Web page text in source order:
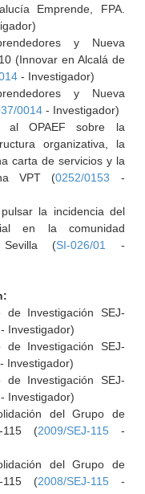
Emprende, FPA.
y Nueva
(Innovar en Alcalá de
- Investigador)
y Nueva
0014- Investigador)
al OPAEF sobre la
organizativa, la
carta de servicios y la
VPT (0252/0153 -
la incidencia del
en la comunidad
Sevilla (SI-026/01
-
de Investigación SEJ-
Investigador)
de Investigación SEJ-
Investigador)
de Investigación SEJ-
Investigador)
del Grupo de
115 (2009/SEJ-115-
del Grupo de
115 (2008/SEJ-115-